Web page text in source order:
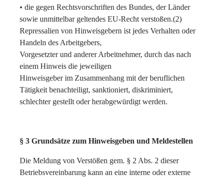
• die gegen Rechtsvorschriften des Bundes, der Länder
sowie unmittelbar geltendes EU-Recht verstoßen.(2)
Repressalien von Hinweisgebern ist jedes Verhalten oder
Handeln des Arbeitgebers,
Vorgesetzter und anderer Arbeitnehmer, durch das nach
einem Hinweis die jeweiligen
Hinweisgeber im Zusammenhang mit der beruflichen
Tätigkeit benachteiligt, sanktioniert, diskriminiert,
schlechter gestellt oder herabgewürdigt werden.
§ 3 Grundsätze zum Hinweisgeben und Meldestellen
Die Meldung von Verstößen gem. § 2 Abs. 2 dieser
Betriebsvereinbarung kann an eine interne oder externe